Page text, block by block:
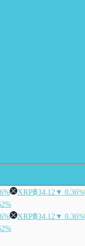
XRP฿34.12 ▼ 0.36%
XRP฿34.12 ▼ 0.36%